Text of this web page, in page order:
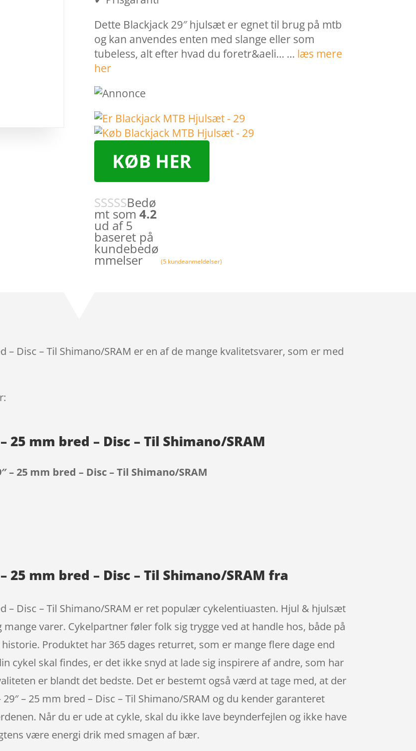
Dette Blackjack 29″ hjulsæt er egnet til brug på mtb
og kan anvendes enten med slange eller som
tubeless, alt efter hvad du foretr&aeli… … læs mere
her
KØB HER
Bedø
mt som 4.2
ud af 5
baseret på
kundebedø
mmelser (5 kundeanmeldelser)
– Disc – Til Shimano/SRAM er en af de mange kvalitetsvarer, som er med
25 mm bred – Disc – Til Shimano/SRAM
– 25 mm bred – Disc – Til Shimano/SRAM
25 mm bred – Disc – Til Shimano/SRAM fra
– Disc – Til Shimano/SRAM er ret populær cykelentiuasten. Hjul & hjulsæt
varer. Cykelpartner føler folk sig trygge ved at handle hos, både på
Produktet har 365 dages returret, som er mange flere dage end
cykel skal findes, er det ikke snyd at lade sig inspirere af andre, som har
er blandt det bedste. Det er bestemt også værd at tage med, at der
– 25 mm bred – Disc – Til Shimano/SRAM og du kender garanteret
Når du er ude at cykle, skal du ikke lave beynderfejlen og ikke have
være energi drik med smagen af bær.